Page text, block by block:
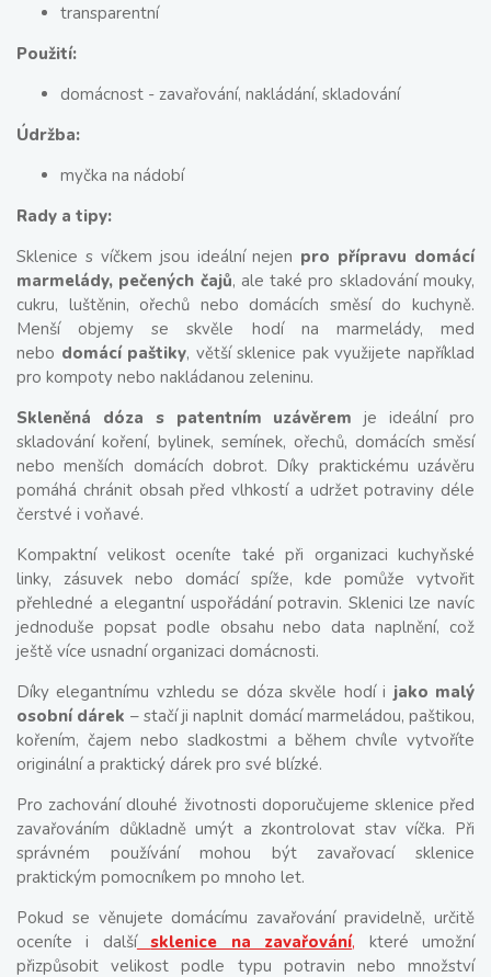
transparentní
Použití:
domácnost - zavařování, nakládání, skladování
Údržba:
myčka na nádobí
Rady a tipy:
Sklenice s víčkem jsou ideální nejen pro přípravu domácí
marmelády, pečených čajů, ale také pro skladování mouky,
cukru, luštěnin, ořechů nebo domácích směsí do kuchyně.
Menší objemy se skvěle hodí na marmelády, med
nebo domácí paštiky, větší sklenice pak využijete například
pro kompoty nebo nakládanou zeleninu.
Skleněná dóza s patentním uzávěrem je ideální pro
skladování koření, bylinek, semínek, ořechů, domácích směsí
nebo menších domácích dobrot. Díky praktickému uzávěru
pomáhá chránit obsah před vlhkostí a udržet potraviny déle
čerstvé i voňavé.
Kompaktní velikost oceníte také při organizaci kuchyňské
linky, zásuvek nebo domácí spíže, kde pomůže vytvořit
přehledné a elegantní uspořádání potravin. Sklenici lze navíc
jednoduše popsat podle obsahu nebo data naplnění, což
ještě více usnadní organizaci domácnosti.
Díky elegantnímu vzhledu se dóza skvěle hodí i jako malý
osobní dárek – stačí ji naplnit domácí marmeládou, paštikou,
kořením, čajem nebo sladkostmi a během chvíle vytvoříte
originální a praktický dárek pro své blízké.
Pro zachování dlouhé životnosti doporučujeme sklenice před
zavařováním důkladně umýt a zkontrolovat stav víčka. Při
správném používání mohou být zavařovací sklenice
praktickým pomocníkem po mnoho let.
Pokud se věnujete domácímu zavařování pravidelně, určitě
oceníte i další
sklenice na zavařování, které umožní
přizpůsobit velikost podle typu potravin nebo množství